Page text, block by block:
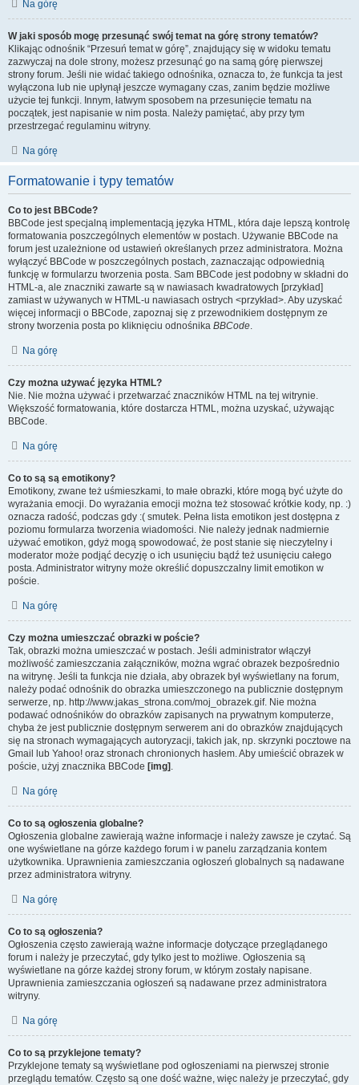
Na górę
W jaki sposób mogę przesunąć swój temat na górę strony tematów?
Klikając odnośnik “Przesuń temat w górę”, znajdujący się w widoku tematu
zazwyczaj na dole strony, możesz przesunąć go na samą górę pierwszej
strony forum. Jeśli nie widać takiego odnośnika, oznacza to, że funkcja ta jest
wyłączona lub nie upłynął jeszcze wymagany czas, zanim będzie możliwe
użycie tej funkcji. Innym, łatwym sposobem na przesunięcie tematu na
początek, jest napisanie w nim posta. Należy pamiętać, aby przy tym
przestrzegać regulaminu witryny.
Na górę
Formatowanie i typy tematów
Co to jest BBCode?
BBCode jest specjalną implementacją języka HTML, która daje lepszą kontrolę
formatowania poszczególnych elementów w postach. Używanie BBCode na
forum jest uzależnione od ustawień określanych przez administratora. Można
wyłączyć BBCode w poszczególnych postach, zaznaczając odpowiednią
funkcję w formularzu tworzenia posta. Sam BBCode jest podobny w składni do
HTML-a, ale znaczniki zawarte są w nawiasach kwadratowych [przykład]
zamiast w używanych w HTML-u nawiasach ostrych <przykład>. Aby uzyskać
więcej informacji o BBCode, zapoznaj się z przewodnikiem dostępnym ze
strony tworzenia posta po kliknięciu odnośnika BBCode.
Na górę
Czy można używać języka HTML?
Nie. Nie można używać i przetwarzać znaczników HTML na tej witrynie.
Większość formatowania, które dostarcza HTML, można uzyskać, używając
BBCode.
Na górę
Co to są są emotikony?
Emotikony, zwane też uśmieszkami, to małe obrazki, które mogą być użyte do
wyrażania emocji. Do wyrażania emocji można też stosować krótkie kody, np. :)
oznacza radość, podczas gdy :( smutek. Pełna lista emotikon jest dostępna z
poziomu formularza tworzenia wiadomości. Nie należy jednak nadmiernie
używać emotikon, gdyż mogą spowodować, że post stanie się nieczytelny i
moderator może podjąć decyzję o ich usunięciu bądź też usunięciu całego
posta. Administrator witryny może określić dopuszczalny limit emotikon w
poście.
Na górę
Czy można umieszczać obrazki w poście?
Tak, obrazki można umieszczać w postach. Jeśli administrator włączył
możliwość zamieszczania załączników, można wgrać obrazek bezpośrednio
na witrynę. Jeśli ta funkcja nie działa, aby obrazek był wyświetlany na forum,
należy podać odnośnik do obrazka umieszczonego na publicznie dostępnym
serwerze, np. http://www.jakas_strona.com/moj_obrazek.gif. Nie można
podawać odnośników do obrazków zapisanych na prywatnym komputerze,
chyba że jest publicznie dostępnym serwerem ani do obrazków znajdujących
się na stronach wymagających autoryzacji, takich jak, np. skrzynki pocztowe na
Gmail lub Yahoo! oraz stronach chronionych hasłem. Aby umieścić obrazek w
poście, użyj znacznika BBCode [img] .
Na górę
Co to są ogłoszenia globalne?
Ogłoszenia globalne zawierają ważne informacje i należy zawsze je czytać. Są
one wyświetlane na górze każdego forum i w panelu zarządzania kontem
użytkownika. Uprawnienia zamieszczania ogłoszeń globalnych są nadawane
przez administratora witryny.
Na górę
Co to są ogłoszenia?
Ogłoszenia często zawierają ważne informacje dotyczące przeglądanego
forum i należy je przeczytać, gdy tylko jest to możliwe. Ogłoszenia są
wyświetlane na górze każdej strony forum, w którym zostały napisane.
Uprawnienia zamieszczania ogłoszeń są nadawane przez administratora
witryny.
Na górę
Co to są przyklejone tematy?
Przyklejone tematy są wyświetlane pod ogłoszeniami na pierwszej stronie
przeglądu tematów. Często są one dość ważne, więc należy je przeczytać, gdy